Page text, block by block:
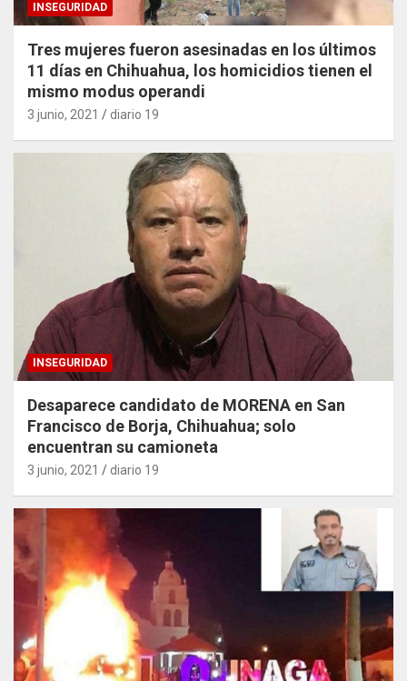
INSEGURIDAD
Tres mujeres fueron asesinadas en los últimos
11 días en Chihuahua, los homicidios tienen el
mismo modus operandi
3 junio, 2021 diario 19
INSEGURIDAD
Desaparece candidato de MORENA en San
Francisco de Borja, Chihuahua; solo
encuentran su camioneta
3 junio, 2021 diario 19